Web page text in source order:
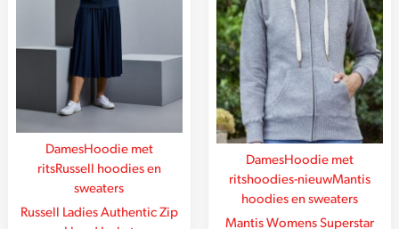
DamesHoodie met
ritsRussell hoodies en
sweaters
Russell Ladies Authentic Zip
DamesHoodie met
ritshoodies-nieuwMantis
hoodies en sweaters
Mantis Womens Superstar